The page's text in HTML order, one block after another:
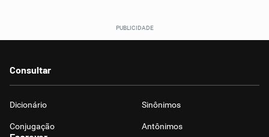
Consultar
Dicionário Sinônimos
Conjugação Antônimos